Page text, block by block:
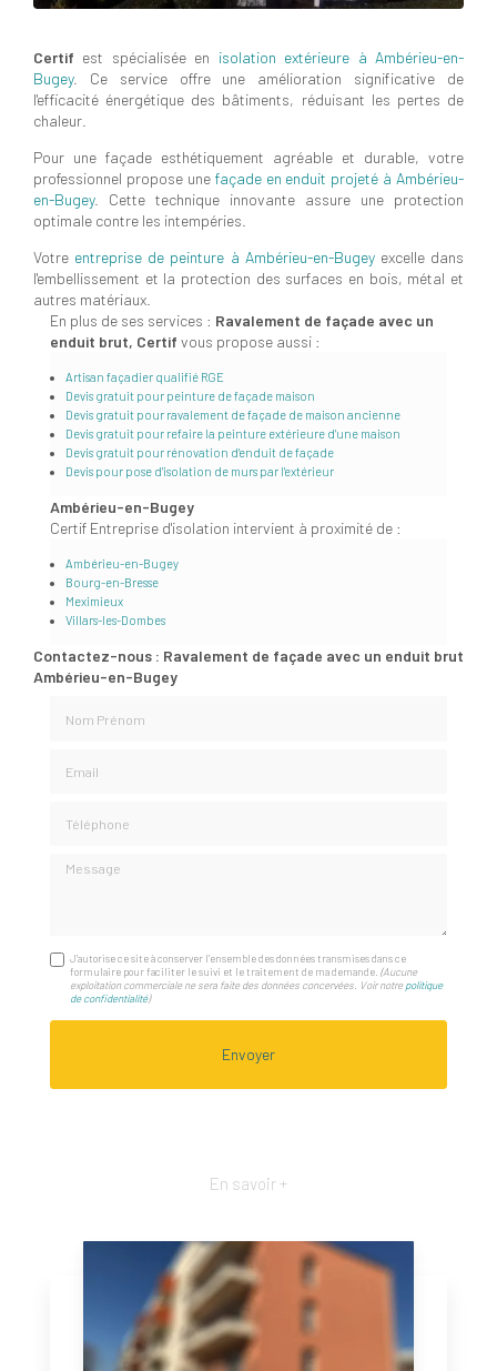
Certif est spécialisée en isolation extérieure à Ambérieu-en-
Bugey. Ce service offre une amélioration significative de
l'efficacité énergétique des bâtiments, réduisant les pertes de
chaleur.
Pour une façade esthétiquement agréable et durable, votre
professionnel propose une façade en enduit projeté à Ambérieu-
en-Bugey. Cette technique innovante assure une protection
optimale contre les intempéries.
Votre entreprise de peinture à Ambérieu-en-Bugeyexcelle dans
l'embellissement et la protection des surfaces en bois, métal et
autres matériaux.
En plus de ses services : Ravalement de façade avec un
enduit brut, Certif vous propose aussi :
Artisan façadier qualifié RGE
Devis gratuit pour peinture de façade maison
Devis gratuit pour ravalement de façade de maison ancienne
Devis gratuit pour refaire la peinture extérieure d'une maison
Devis gratuit pour rénovation d'enduit de façade
Devis pour pose d'isolation de murs par l'extérieur
Ambérieu-en-Bugey
Certif Entreprise d'isolation intervient à proximité de :
Ambérieu-en-Bugey
Bourg-en-Bresse
Meximieux
Villars-les-Dombes
Contactez-nous : Ravalement de façade avec un enduit brut
Ambérieu-en-Bugey
Message
J'autorise ce site à conserver l'ensemble des données transmises dans ce
formulaire pour faciliter le suivi et le traitement de ma demande.(Aucune
exploitation commerciale ne sera faite des données concervées. Voir notrepolitique
de confidentialité)
En savoir +